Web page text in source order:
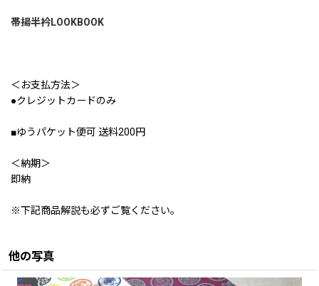
帯揚半衿LOOKBOOK
＜お支払方法＞
●クレジットカードのみ
■ゆうパケット便可 送料200円
＜納期＞
即納
※下記商品解説も必ずご覧ください。
他の写真